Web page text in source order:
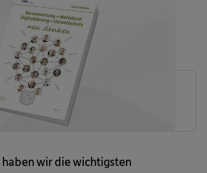
haben wir die wichtigsten